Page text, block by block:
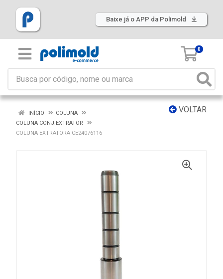
Baixe já o APP da Polimold
0
VOLTAR
INÍCIO
COLUNA
COLUNA CONJ.EXTRATOR
COLUNA EXTRATORA-CE24076116